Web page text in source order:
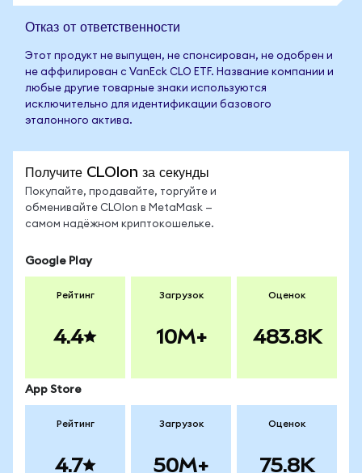
Отказ от ответственности
Этот продукт не выпущен, не спонсирован, не одобрен и
не аффилирован с VanEck CLO ETF. Название компании и
любые другие товарные знаки используются
исключительно для идентификации базового
эталонного актива.
Получите CLOIon за секунды
Покупайте, продавайте, торгуйте и
обменивайте CLOIon в MetaMask —
самом надёжном криптокошельке.
Google Play
Рейтинг
4.4
Загрузок
10M+
Оценок
483.8K
App Store
Рейтинг
4.7
Загрузок
50M+
Оценок
75.8K